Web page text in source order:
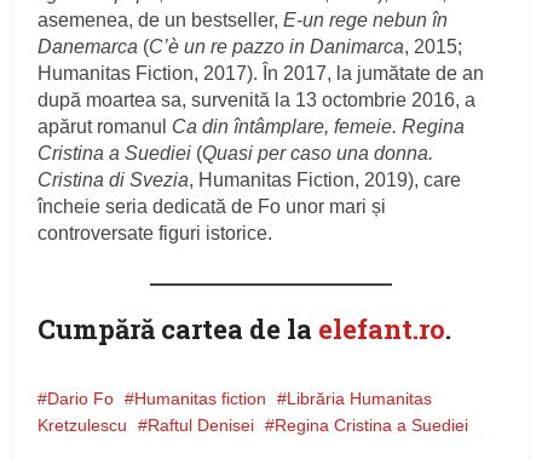
asemenea, de un bestseller, E-un rege nebun în
Danemarca (C’è un re pazzo in Danimarca, 2015;
Humanitas Fiction, 2017). În 2017, la jumătate de an
după moartea sa, survenită la 13 octombrie 2016, a
apărut romanul Ca din întâmplare, femeie. Regina
Cristina a Suediei (Quasi per caso una donna.
Cristina di Svezia, Humanitas Fiction, 2019), care
încheie seria dedicată de Fo unor mari și
controversate figuri istorice.
Cumpără cartea de la elefant.ro.
Dario Fo Humanitas fiction
Librăria Humanitas
Kretzulescu
Raftul Denisei Regina Cristina a Suediei